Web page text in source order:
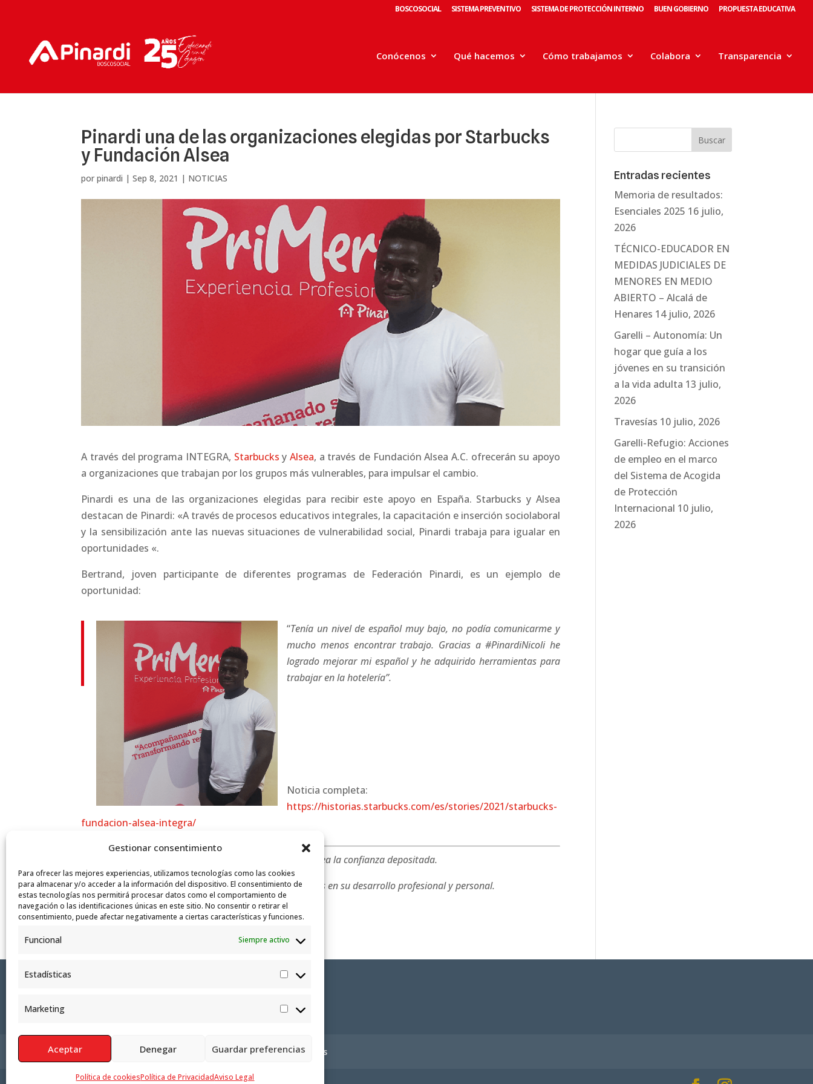
Gestionar consentimiento
Para ofrecer las mejores experiencias, utilizamos tecnologías como las cookies
para almacenar y/o acceder a la información del dispositivo. El consentimiento de
estas tecnologías nos permitirá procesar datos como el comportamiento de
navegación o las identificaciones únicas en este sitio. No consentir o retirar el
consentimiento, puede afectar negativamente a ciertas características y funciones.
Funcional Siempre activo
Estadísticas
Estadísticas
Marketing
Marketing
Aceptar Denegar Guardar preferencias
Política de cookiesPolítica de PrivacidadAviso Legal
BOSCOSOCIAL SISTEMA PREVENTIVO SISTEMA DE PROTECCIÓN INTERNO BUEN GOBIERNO PROPUESTA EDUCATIVA
Conócenos Qué hacemos Cómo trabajamos Colabora Transparencia
Pinardi una de las organizaciones elegidas por Starbucks
y Fundación Alsea
porpinardi |Sep 8, 2021 | NOTICIAS
A través del programa INTEGRA, Starbucks yAlsea, a través de Fundación Alsea A.C. ofrecerán su apoyo
a organizaciones que trabajan por los grupos más vulnerables, para impulsar el cambio.
Pinardi es una de las organizaciones elegidas para recibir este apoyo en España. Starbucks y Alsea
destacan de Pinardi: «A través de procesos educativos integrales, la capacitación e inserción sociolaboral
y la sensibilización ante las nuevas situaciones de vulnerabilidad social, Pinardi trabaja para igualar en
oportunidades «.
Bertrand, joven participante de diferentes programas de Federación Pinardi, es un ejemplo de
oportunidad:
“Tenía un nivel de español muy bajo, no podía comunicarme y
mucho menos encontrar trabajo. Gracias a #PinardiNicoli he
logrado mejorar mi español y he adquirido herramientas para
trabajar en la hotelería”.
Noticia completa:
https://historias.starbucks.com/es/stories/2021/starbucks-
fundacion-alsea-integra/
Agradecer a Starbucks y Alsea la confianza depositada.
Continuamos acompañando a los jóvenes en su desarrollo profesional y personal.
Entradas recientes
Memoria de resultados:
Esenciales 2025 16 julio,
2026
TÉCNICO-EDUCADOR EN
MEDIDAS JUDICIALES DE
MENORES EN MEDIO
ABIERTO – Alcalá de
Henares 14 julio, 2026
Garelli – Autonomía: Un
hogar que guía a los
jóvenes en su transición
a la vida adulta 13 julio,
2026
Travesías 10 julio, 2026
Garelli-Refugio: Acciones
de empleo en el marco
del Sistema de Acogida
de Protección
Internacional 10 julio,
2026
Política de Privacidad Aviso Legal Política de cookies